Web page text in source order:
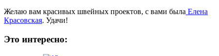
Желаю вам красивых швейных проектов, с вами была Елена
Красовская. Удачи!
Это интересно: